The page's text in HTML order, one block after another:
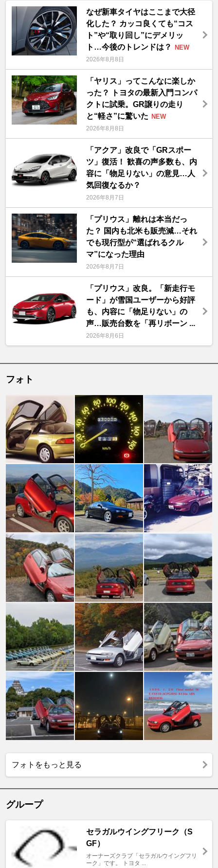
なぜ新車タイヤはここまで大径
化した？ カッコ良くても“コス
ト”や“取り回し”にデメリッ
ト…今後のトレンドは？
NEW
2026年8月8日
「ヤリス」ってこんなに楽しか
った？ トヨタの最新入門コンパ
クトに試乗。GR譲りの走り
と“軽さ”に驚いた NEW
2026年8月8日
「アクア」改良で「GRスポー
ツ」復活！ 歓喜の声多数も、内
容に「物足りない」の意見…人
気回復なるか？
2026年8月7日
「プリウス」離れは本当だっ
た？ 国内も北米も販売減…それ
でも現行型が“選ばれるクル
マ”になった理由
2026年8月7日
「プリウス」改良。「新走行モ
ード」が雪国ユーザーから好評
も、内容に「物足りない」の
声…販売台数を「再リボーン ...
2026年8月6日
フォト
フォトをもっと見る
グループ
セラガルウイングフリーク（S
GF）
オーナーズクラブ「セラガルウイングフリ
ーク」です。 トヨタ ...